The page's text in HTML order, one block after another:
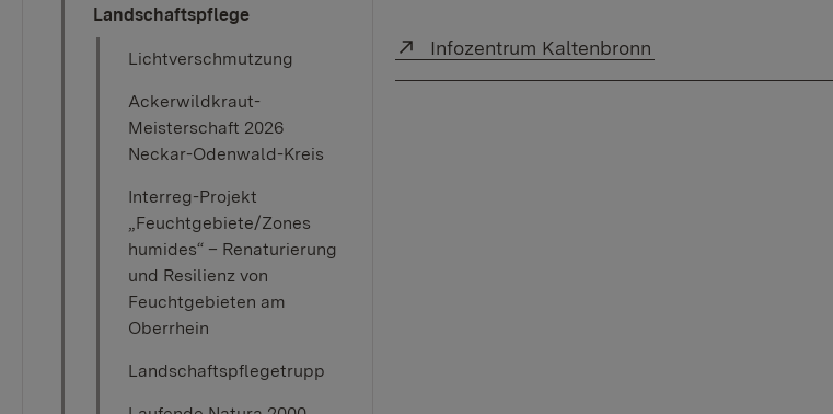
Landschaftspflege
Lichtverschmutzung
Ackerwildkraut-
Meisterschaft 2026
Neckar-Odenwald-Kreis
Interreg-Projekt
„Feuchtgebiete/Zones
humides“ – Renaturierung
und Resilienz von
Feuchtgebieten am
Oberrhein
Landschaftspflegetrupp
Externer Link:
Infozentrum Kaltenbronn